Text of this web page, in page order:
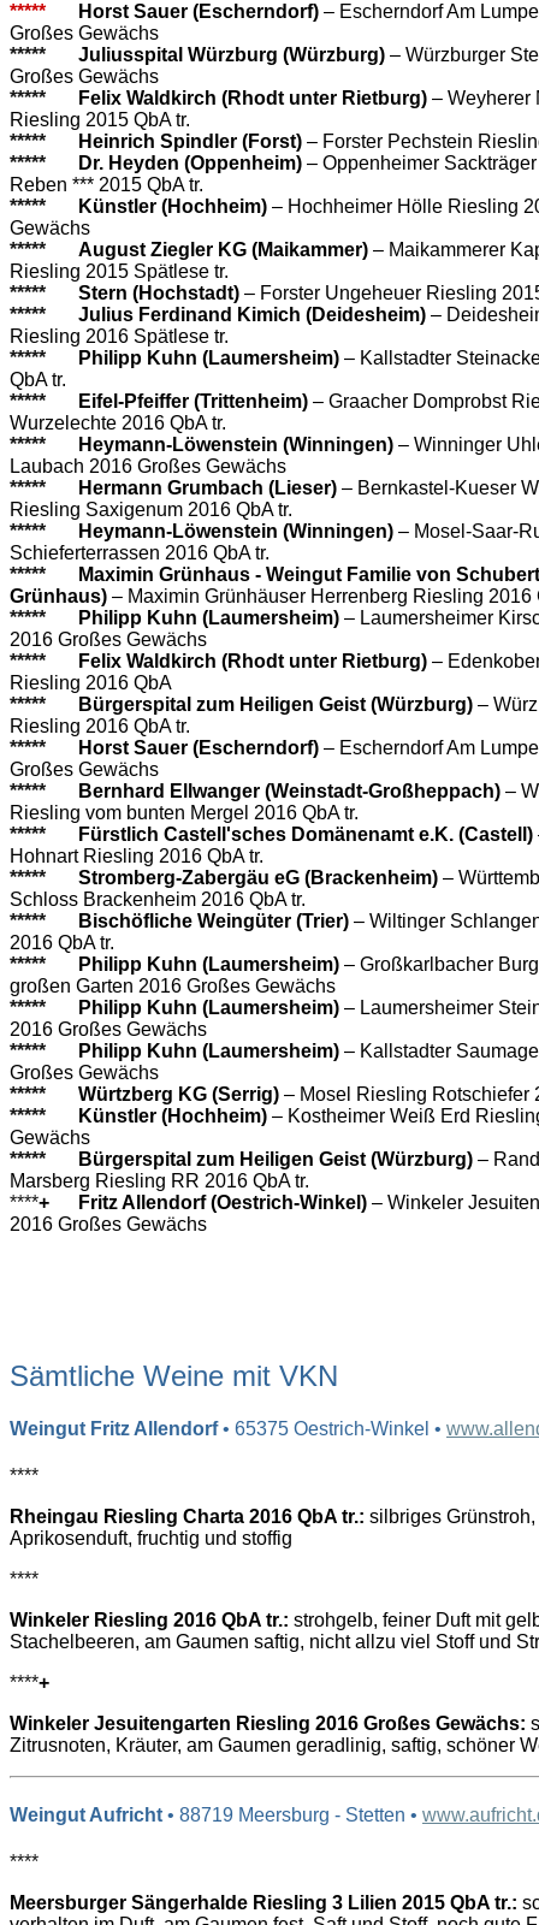
***** Horst Sauer (Escherndorf)– Escherndorf Am
Großes Gewächs
*****
Juliusspital Würzburg (Würzburg)– Würzburger
Großes Gewächs
*****
Felix Waldkirch (Rhodt unter Rietburg)– Weyherer
Riesling 2015 QbA tr.
*****
Heinrich Spindler (Forst)– Forster Pechstein
*****
Dr. Heyden (Oppenheim)– Oppenheimer
Reben *** 2015 QbA tr.
*****
Künstler (Hochheim)– Hochheimer Hölle Riesling
Gewächs
*****
August Ziegler KG (Maikammer)– Maikammerer
Riesling 2015 Spätlese tr.
*****
Stern (Hochstadt)– Forster Ungeheuer Riesling
*****
Julius Ferdinand Kimich (Deidesheim)–
Riesling 2016 Spätlese tr.
*****
Philipp Kuhn (Laumersheim)– Kallstadter
QbA tr.
*****
Eifel-Pfeiffer (Trittenheim)– Graacher Domprobst
Wurzelechte 2016 QbA tr.
*****
Heymann-Löwenstein (Winningen)– Winninger
Laubach 2016 Großes Gewächs
*****
Hermann Grumbach (Lieser)– Bernkastel-Kueser
Riesling Saxigenum 2016 QbA tr.
*****
Heymann-Löwenstein (Winningen)– Mosel-Saar-
Schieferterrassen 2016 QbA tr.
*****
Maximin Grünhaus - Weingut Familie von
Grünhaus) – Maximin Grünhäuser Herrenberg Riesling 2016
*****
Philipp Kuhn (Laumersheim)– Laumersheimer
2016 Großes Gewächs
*****
Felix Waldkirch (Rhodt unter Rietburg)–
Riesling 2016 QbA
*****
Bürgerspital zum Heiligen Geist (Würzburg)–
Riesling 2016 QbA tr.
*****
Horst Sauer (Escherndorf)– Escherndorf Am
Großes Gewächs
*****
Bernhard Ellwanger (Weinstadt-Großheppach)–
Riesling vom bunten Mergel 2016 QbA tr.
*****
Fürstlich Castell'sches Domänenamt e.K. (Castell)
Hohnart Riesling 2016 QbA tr.
*****
Stromberg-Zabergäu eG (Brackenheim)–
Schloss Brackenheim 2016 QbA tr.
*****
Bischöfliche Weingüter (Trier)– Wiltinger
2016 QbA tr.
*****
Philipp Kuhn (Laumersheim)– Großkarlbacher
großen Garten 2016 Großes Gewächs
*****
Philipp Kuhn (Laumersheim)– Laumersheimer
2016 Großes Gewächs
*****
Philipp Kuhn (Laumersheim)– Kallstadter
Großes Gewächs
*****
Würtzberg KG (Serrig)– Mosel Riesling Rotschiefer
*****
Künstler (Hochheim)– Kostheimer Weiß Erd
Gewächs
*****
Bürgerspital zum Heiligen Geist (Würzburg)–
Marsberg Riesling RR 2016 QbA tr.
****+ Fritz Allendorf (Oestrich-Winkel)– Winkeler
2016 Großes Gewächs
Sämtliche Weine mit VKN
Weingut Fritz Allendorf• 65375 Oestrich-Winkel •
****
Rheingau Riesling Charta 2016 QbA tr.: silbriges
Aprikosenduft, fruchtig und stoffig
****
Winkeler Riesling 2016 QbA tr.: strohgelb, feiner Duft mit
Stachelbeeren, am Gaumen saftig, nicht allzu viel Stoff und
****+
Winkeler Jesuitengarten Riesling 2016 Großes Gewächs:
Zitrusnoten, Kräuter, am Gaumen geradlinig, saftig, schöner
Weingut Aufricht • 88719 Meersburg - Stetten •
****
Meersburger Sängerhalde Riesling 3 Lilien 2015 QbA tr.: